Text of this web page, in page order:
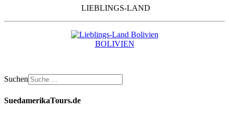
LIEBLINGS-LAND
BOLIVIEN
Suchen
SuedamerikaTours.de